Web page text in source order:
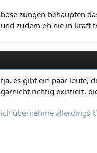
böse zungen behaupten
und zudem eh nie in kraft
tja, es gibt ein paar leute,
garnicht richtig existiert.
ich übernehme allerdings